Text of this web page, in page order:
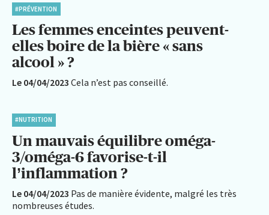
#PRÉVENTION
Les femmes enceintes peuvent-
elles boire de la bière « sans
alcool » ?
Le 04/04/2023 Cela n’est pas conseillé.
#NUTRITION
Un mauvais équilibre oméga-
3/oméga-6 favorise-t-il
l’inflammation ?
Le 04/04/2023 Pas de manière évidente, malgré les très
nombreuses études.